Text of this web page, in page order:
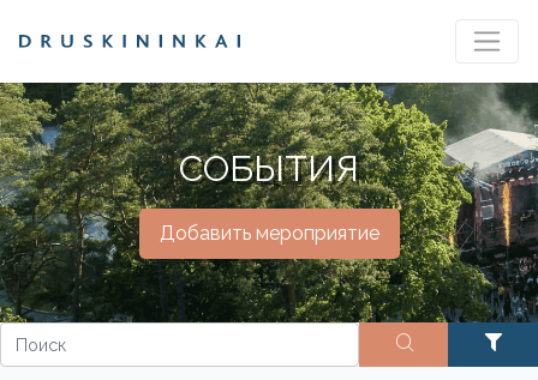
СОБЫТИЯ
Добавить мероприятие